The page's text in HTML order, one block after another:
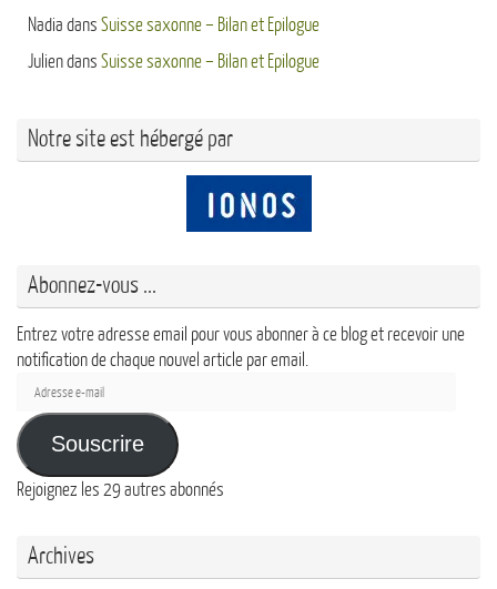
Nadia dans Suisse saxonne – Bilan et Epilogue
Juliendans Suisse saxonne – Bilan et Epilogue
Notre site est hébergé par
Abonnez-vous ...
Entrez votre adresse email pour vous abonner à ce blog et recevoir une
notification de chaque nouvel article par email.
Adresse
mail
Souscrire
Rejoignez les 29 autres abonnés
Archives